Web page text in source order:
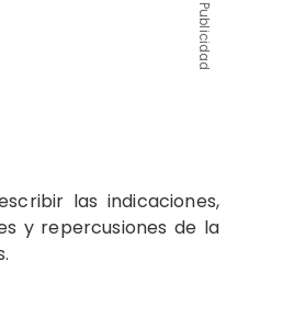
Publicidad
las indicaciones,
y repercusiones de la